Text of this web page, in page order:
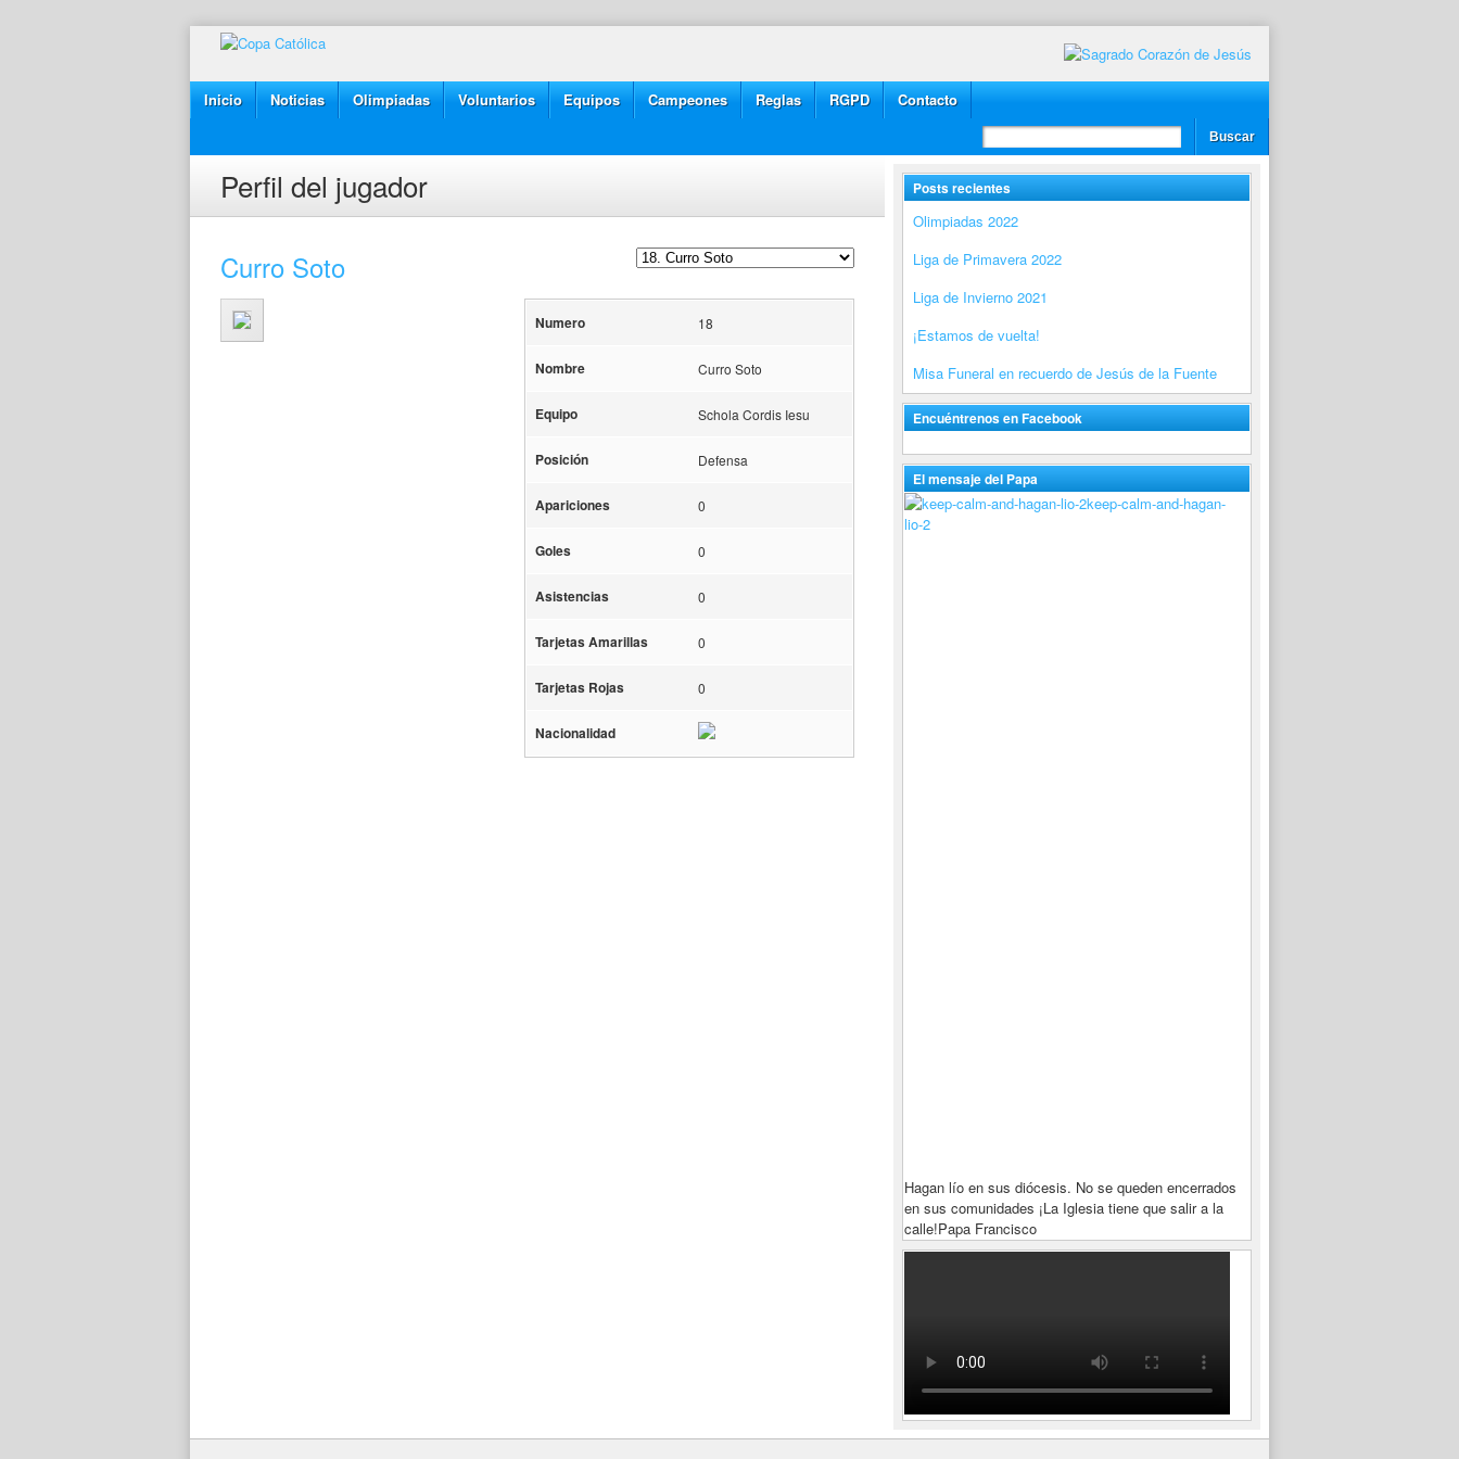
Inicio Noticias Olimpiadas Voluntarios Equipos Campeones Reglas RGPD Contacto
Perfil del jugador
Curro Soto
Numero 18
Nombre Curro Soto
Equipo Schola Cordis Iesu
Posición Defensa
Apariciones 0
Goles 0
Asistencias 0
Tarjetas Amarillas 0
Tarjetas Rojas 0
Nacionalidad
Posts recientes
Olimpiadas 2022
Liga de Primavera 2022
Liga de Invierno 2021
¡Estamos de vuelta!
Misa Funeral en recuerdo de Jesús de la Fuente
Encuéntrenos en Facebook
El mensaje del Papa
keep-calm-and-hagan-
lio-2
Hagan lío en sus diócesis. No se queden encerrados
en sus comunidades ¡La Iglesia tiene que salir a la
calle!Papa Francisco